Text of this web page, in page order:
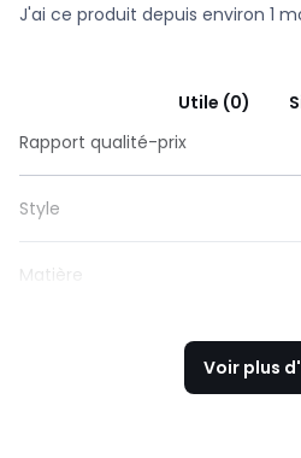
J'ai ce produit depuis environ 1
Utile (0)
Rapport qualité-prix
Style
Matière
Voir plus